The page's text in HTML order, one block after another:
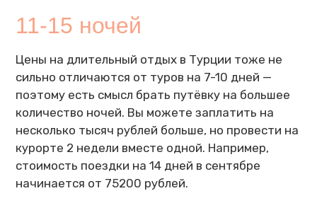
11-15 ночей
Цены на длительный отдых в Турции тоже не
сильно отличаются от туров на 7-10 дней —
поэтому есть смысл брать путёвку на большее
количество ночей. Вы можете заплатить на
несколько тысяч рублей больше, но провести на
курорте 2 недели вместе одной. Например,
стоимость поездки на 14 дней в сентябре
начинается от 75200 рублей.